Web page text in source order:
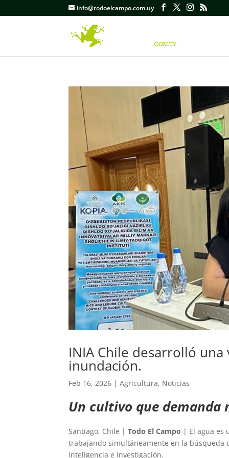
info@todoelcampo.com.uy
INIA Chile desarrolló
inundación.
Feb 16, 2026 |Agricultura, Noticias
Un cultivo que demanda
Santiago, Chile |Todo El Campo | El agua es
trabajando simultáneamente en la búsqueda
inteligencia e investigación.